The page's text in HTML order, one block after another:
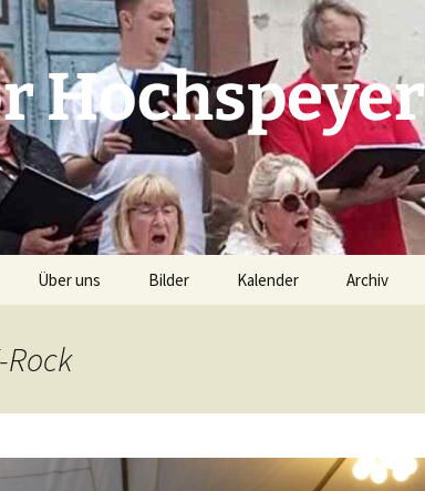
Hochspeyer
Über uns
Proben
Bilder
Kerwebilder 2018
Nacht der jungen Chöre –
Kalender Archiv
Archiv 2022